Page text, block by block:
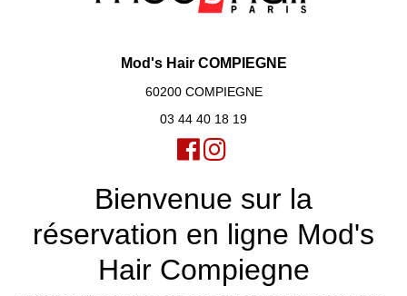
Mod's Hair COMPIEGNE
60200 COMPIEGNE
03 44 40 18 19
Bienvenue sur la
réservation en ligne Mod's
Hair Compiegne